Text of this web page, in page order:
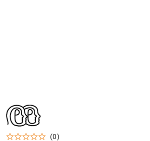
NAZWA
PRODUCENTA:
PEOPLE
POSSESION
(0)